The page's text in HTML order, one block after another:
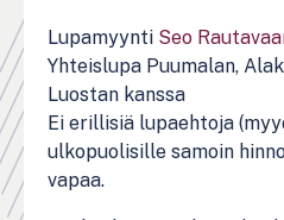
Lupamyynti Seo
Yhteislupa Puumalan,
Luostan kanssa
Ei erillisiä lupaehtoja
ulkopuolisille samoin
vapaa.